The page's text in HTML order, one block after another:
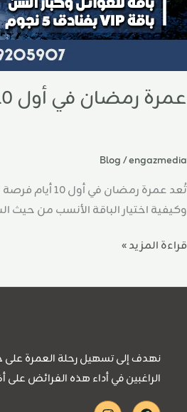
عمرة رمضان في أول 10 أيام: متى تحجز وكيف تختار؟
Blog/engazmedia
تُعد عمرة
وكيفية اختيار الباقة الأنسب من
قراءة المزيد »
نهدف إلى تسهيل رحلة العمرة على
الراغبين في أداء هذه الفرائض